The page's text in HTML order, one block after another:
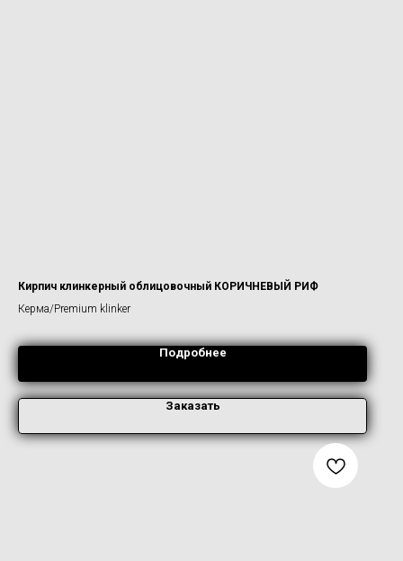
Кирпич клинкерный облицовочный КОРИЧНЕВЫЙ РИФ
Керма/Premium klinker
Подробнее
Заказать